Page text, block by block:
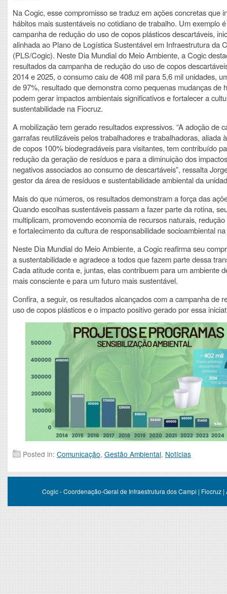
Na Cogic, esse compromisso se traduz em ações concretas que
hábitos mais sustentáveis no cotidiano de trabalho. Um exemplo
campanha de redução do uso de copos plásticos descartáveis,
alinhada ao Plano de Logística Sustentável em Infraestrutura da
(PLS/Cogic). Neste Dia Mundial do Meio Ambiente, a Cogic
resultados da campanha de redução do uso de copos
2014 e 2025, o consumo caiu de 408 mil para 5,6 mil unidades,
de 97%, resultado que demonstra como pequenas mudanças de
podem gerar impactos ambientais significativos e fortalecer a
sustentabilidade na Fiocruz.
A mobilização tem gerado resultados expressivos. “A adoção de
garrafas reutilizáveis pelos trabalhadores e trabalhadoras, aliada
de copos 100% biodegradáveis para visitantes, tem contribuído
redução da geração de resíduos e para a diminuição dos
negativos associados ao consumo de descartáveis”, ressalta
gestor da área de resíduos e sustentabilidade ambiental da
Mais do que números, os resultados demonstram a força das
Quando escolhas sustentáveis passam a fazer parte da rotina,
multiplicam, promovendo economia de recursos naturais,
e fortalecimento da cultura de responsabilidade socioambiental
Neste Dia Mundial do Meio Ambiente, a Cogic reafirma seu
a sustentabilidade e agradece a todos que fazem parte dessa
Cada atitude conta e, juntas, elas contribuem para um ambiente
mais consciente e para um futuro mais sustentável.
Confira, a seguir, os resultados alcançados com a campanha de
uso de copos plásticos e o impacto positivo gerado por essa
Posted in: Comunicação, Gestão Ambiental, Notícias
Cogic - Coordenação-Geral de Infraestrutura dos Campi | Fiocruz